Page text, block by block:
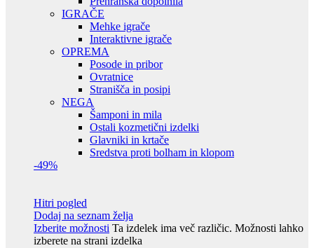
IGRAČE
Mehke igrače
Interaktivne igrače
OPREMA
Posode in pribor
Ovratnice
Stranišča in posipi
NEGA
Šamponi in mila
Ostali kozmetični izdelki
Glavniki in krtače
Sredstva proti bolham in klopom
-49%
Hitri pogled
Dodaj na seznam želja
Izberite možnosti Ta izdelek ima več različic. Možnosti lahko
izberete na strani izdelka